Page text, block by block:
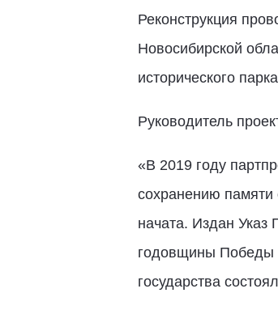
Реконструкция
Новосибирской
исторического
Руководитель
«В 2019 году
сохранению памяти
начата. Издан Указ
годовщины Победы
государства